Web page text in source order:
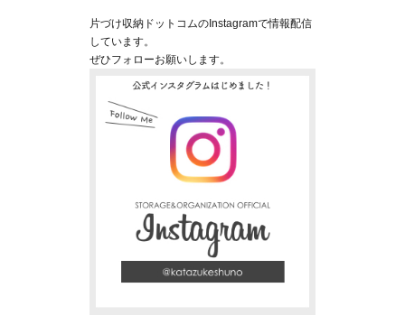
片づけ収納ドットコムのInstagramで情報配信
しています。
ぜひフォローお願いします。